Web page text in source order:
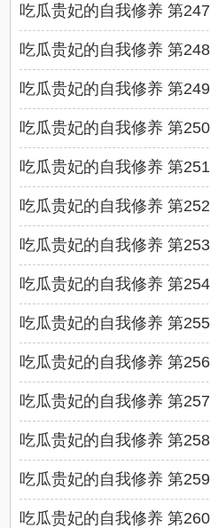
吃瓜贵妃的自我修养 第
吃瓜贵妃的自我修养 第
吃瓜贵妃的自我修养 第
吃瓜贵妃的自我修养 第
吃瓜贵妃的自我修养 第
吃瓜贵妃的自我修养 第
吃瓜贵妃的自我修养 第
吃瓜贵妃的自我修养 第
吃瓜贵妃的自我修养 第
吃瓜贵妃的自我修养 第
吃瓜贵妃的自我修养 第
吃瓜贵妃的自我修养 第
吃瓜贵妃的自我修养 第
吃瓜贵妃的自我修养 第